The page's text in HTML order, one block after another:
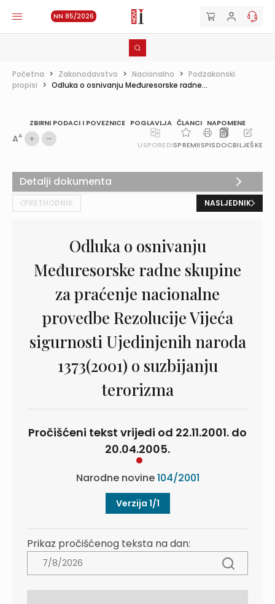
NN 85/2026
Početna > Zakonodavstvo > Nacionalno > Podzakonski
propisi > Odluka o osnivanju Međuresorske radne...
ZBIRNI PODACI I POVEZNICE POGLAVLJA ČLANCI NAPOMENE
AA
USPOREDISPREMIISPISDOCBILJEŠKE
PRETHODNIK NASLJEDNIK
Odluka o osnivanju
Međuresorske radne skupine
za praćenje nacionalne
provedbe Rezolucije Vijeća
sigurnosti Ujedinjenih naroda
1373(2001) o suzbijanju
terorizma
Pročišćeni tekst vrijedi od 22.11.2001. do
20.04.2005.
Narodne novine104/2001
Verzija 1/1
Prikaz pročišćenog teksta na dan:
Detalji dokumenta